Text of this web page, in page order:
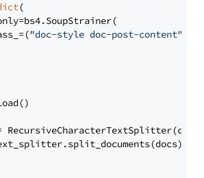
(
"doc-style doc-post-content"